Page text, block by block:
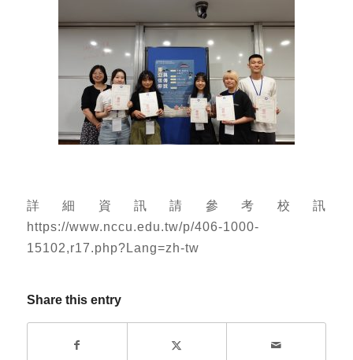
詳細資訊請參考校訊
https://www.nccu.edu.tw/p/406-1000-
15102,r17.php?Lang=zh-tw
Share this entry